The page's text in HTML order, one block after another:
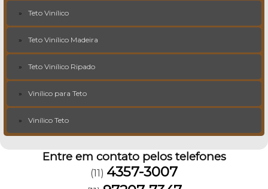
Teto Vinílico
Teto Vinílico Madeira
Teto Vinílico Ripado
Vinílico para Teto
Vinílico Teto
Entre em contato pelos telefones
(11) 4357-3007